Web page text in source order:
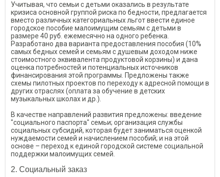
Учитывая, что семьи с детьми оказались в результате
кризиса основной группой риска по бедности, предлагается
вместо различных категориальных льгот ввести единое
городское пособие малоимущим семьям с детьми в
размере 40 руб. ежемесячно на одного ребенка.
Разработано два варианта предоставления пособия (10%
самых бедных семей и семьям с душевым доходом ниже
стоимостного эквивалента продуктовой корзины) и дана
оценка потребностей и потенциальных источников
финансирования этой программы. Предложены также
схемы пилотных проектов по переходу к адресной помощи в
других отраслях (оплата за обучение в детских
музыкальных школах и др.).
В качестве направлений развития предложены: введение
"социального паспорта" семьи; организация службы
социальных субсидий, которая будет заниматься оценкой
нуждаемости семей и начислением пособий; и на этой
основе – переход к единой городской системе социальной
поддержки малоимущих семей.
2. Социальный заказ